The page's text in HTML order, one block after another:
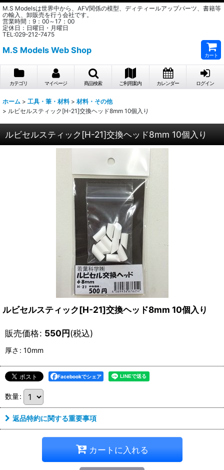
M.S Modelsは世界中から、AFV関係の模型、ディティールアップパーツ、書籍等
の輸入、卸販売を行う会社です。
営業時間：9：00～17：00
定休日：日曜日・月曜日
TEL:029-212-7475
M.S Models Web Shop
カート
カテゴリ マイページ 商品検索 ご利用案内 カレンダー ログイン
ホーム > 工具・筆・材料 > 材料・その他
> ルビセルスティック[H-21]交換ヘッド8mm 10個入り
ルビセルスティック[H-21]交換ヘッド8mm 10個入り
ルビセルスティック[H-21]交換ヘッド8mm 10個入り
販売価格: 550円(税込)
厚さ : 10mm
Facebookでシェア
数量:
返品特約に関する重要事項
カートに入れる